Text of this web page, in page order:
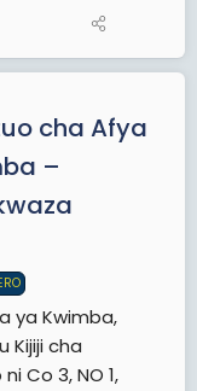
cha Afya
–
ya Kwimba,
Kijiji cha
Co 3, NO 1,